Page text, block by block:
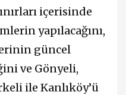
içerisinde
yapılacağını,
güncel
ve Gönyeli,
ile Kanlıköy’ü